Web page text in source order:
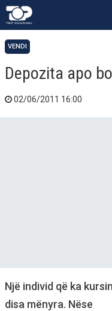
VENDI
Depozita apo
02/06/2011 16:00
Një individ që ka
disa mënyra. Nëse